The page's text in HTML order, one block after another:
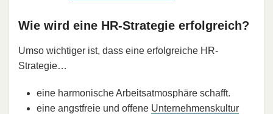
Wie wird eine HR-Strategie erfolgreich?
Umso wichtiger ist, dass eine erfolgreiche HR-
Strategie…
eine harmonische Arbeitsatmosphäre schafft.
eine angstfreie und offene Unternehmenskultur